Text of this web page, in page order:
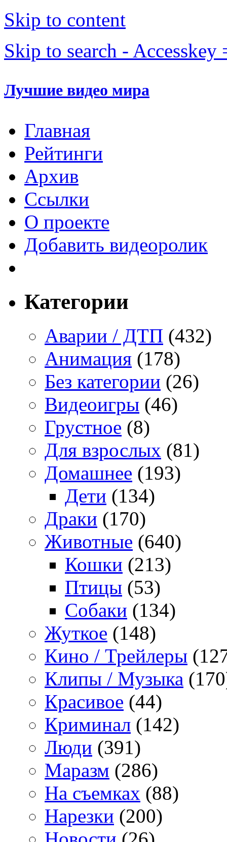
Skip to content
Skip to search - Accesskey
Лучшие видео мира
Главная
Рейтинги
Архив
Ссылки
О проекте
Добавить видеоролик
Категории
Аварии / ДТП (432)
Анимация (178)
Без категории (26)
Видеоигры (46)
Грустное (8)
Для взрослых (81)
Домашнее (193)
Дети (134)
Драки (170)
Животные (640)
Кошки (213)
Птицы (53)
Собаки (134)
Жуткое (148)
Кино / Трейлеры
Клипы / Музыка
Красивое (44)
Криминал (142)
Люди (391)
Маразм (286)
На съемках (88)
Нарезки (200)